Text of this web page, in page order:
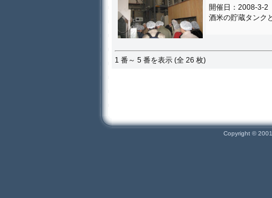
開催日：2008-3-2
酒米の貯蔵タンク
1 番～ 5 番を表示 (全 26 枚)
Copyright ©